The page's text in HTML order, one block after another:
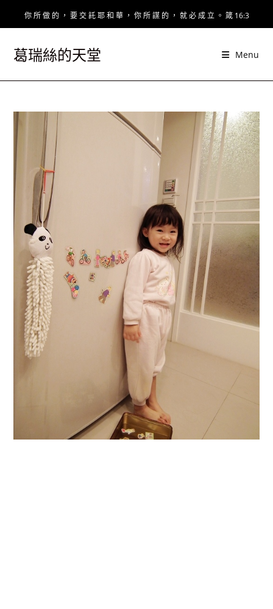
你 所 做 的 ， 要 交 託 耶 和 華 ， 你 所 謀 的 ， 就 必 成 立 。 箴 16:3
葛瑞絲的天堂 Menu